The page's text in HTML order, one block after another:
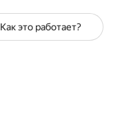
Как это работает?